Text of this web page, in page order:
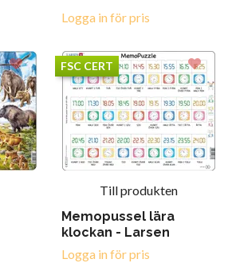
Logga in för pris
FSC CERT
Till produkten
Memopussel lära
klockan - Larsen
Logga in för pris